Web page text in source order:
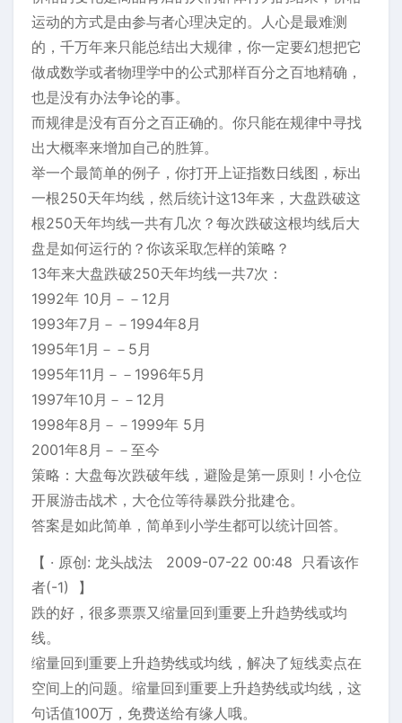
运动的方式是由参与者心理决定的。人心是最难测
的，千万年来只能总结出大规律，你一定要幻想把它
做成数学或者物理学中的公式那样百分之百地精确，
也是没有办法争论的事。
而规律是没有百分之百正确的。你只能在规律中寻找
出大概率来增加自己的胜算。
举一个最简单的例子，你打开上证指数日线图，标出
一根250天年均线，然后统计这13年来，大盘跌破这
根250天年均线一共有几次？每次跌破这根均线后大
盘是如何运行的？你该采取怎样的策略？
13年来大盘跌破250天年均线一共7次：
1992年 10月－－12月
1993年7月－－1994年8月
1995年1月－－5月
1995年11月－－1996年5月
1997年10月－－12月
1998年8月－－1999年 5月
2001年8月－－至今
策略：大盘每次跌破年线，避险是第一原则！小仓位
开展游击战术，大仓位等待暴跌分批建仓。
答案是如此简单，简单到小学生都可以统计回答。
【 · 原创: 龙头战法 2009-07-22 00:48 只看该作
者(-1) 】
跌的好，很多票票又缩量回到重要上升趋势线或均
线。
缩量回到重要上升趋势线或均线，解决了短线卖点在
空间上的问题。缩量回到重要上升趋势线或均线，这
句话值100万，免费送给有缘人哦。